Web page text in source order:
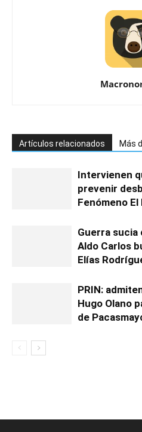
Artículos relacionados Más
Intervienen
prevenir
Fenómeno El
Guerra
Aldo Carlos
Elías
PRIN:
Hugo Olano
de